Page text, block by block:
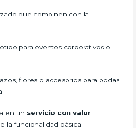
que combinen con la
para eventos corporativos o
flores o accesorios para bodas
en un servicio con valor
la funcionalidad básica.